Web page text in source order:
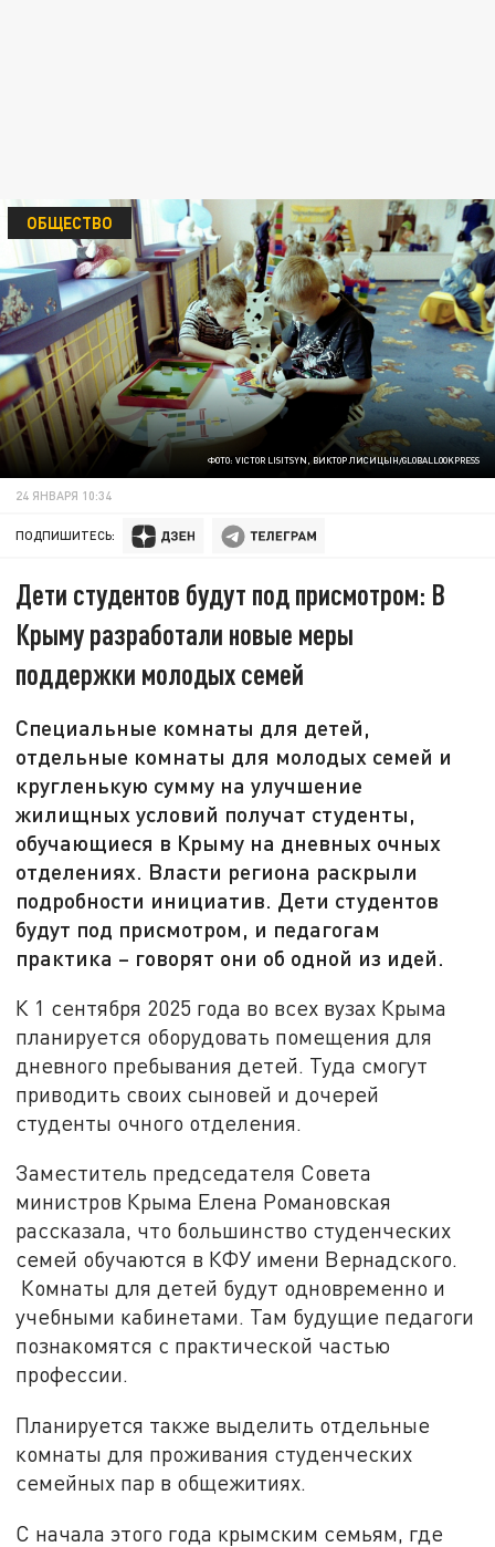
ФОТО: VICTOR LISITSYN, ВИКТОР ЛИСИЦЫН/GLOBALLOOKPRESS
ОБЩЕСТВО
24 ЯНВАРЯ 10:34
ПОДПИШИТЕСЬ:
Дети студентов будут под присмотром: В
Крыму разработали новые меры
поддержки молодых семей
Специальные комнаты для детей,
отдельные комнаты для молодых семей и
кругленькую сумму на улучшение
жилищных условий получат студенты,
обучающиеся в Крыму на дневных очных
отделениях. Власти региона раскрыли
подробности инициатив. Дети студентов
будут под присмотром, и педагогам
практика – говорят они об одной из идей.
К 1 сентября 2025 года во всех вузах Крыма
планируется оборудовать помещения для
дневного пребывания детей. Туда смогут
приводить своих сыновей и дочерей
студенты очного отделения.
Заместитель председателя Совета
министров Крыма Елена Романовская
рассказала, что большинство студенческих
семей обучаются в КФУ имени Вернадского.
Комнаты для детей будут одновременно и
учебными кабинетами. Там будущие педагоги
познакомятся с практической частью
профессии.
Планируется также выделить отдельные
комнаты для проживания студенческих
семейных пар в общежитиях.
С начала этого года крымским семьям, где